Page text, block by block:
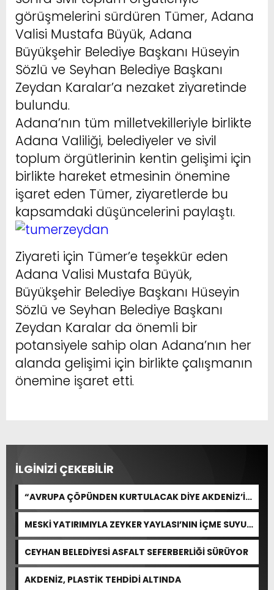
görüşmelerini sürdüren Tümer, Adana
Valisi Mustafa Büyük, Adana
Büyükşehir Belediye Başkanı Hüseyin
Sözlü ve Seyhan Belediye Başkanı
Zeydan Karalar’a nezaket ziyaretinde
bulundu.
Adana’nın tüm milletvekilleriyle birlikte
Adana Valiliği, belediyeler ve sivil
toplum örgütlerinin kentin gelişimi için
birlikte hareket etmesinin önemine
işaret eden Tümer, ziyaretlerde bu
kapsamdaki düşüncelerini paylaştı.
Ziyareti için Tümer’e teşekkür eden
Adana Valisi Mustafa Büyük,
Büyükşehir Belediye Başkanı Hüseyin
Sözlü ve Seyhan Belediye Başkanı
Zeydan Karalar da önemli bir
potansiyele sahip olan Adana’nın her
alanda gelişimi için birlikte çalışmanın
önemine işaret etti.
İLGİNİZİ ÇEKEBİLİR
“AVRUPA ÇÖPÜNDEN KURTULACAK DİYE AKDENİZ’İ
FEDA EDEMEZSİNİZ!”
MESKİ YATIRIMIYLA ZEYKER YAYLASI’NIN İÇME SUYU
KAPASİTESİ GÜÇLENDİRİLDİ
CEYHAN BELEDİYESİ ASFALT SEFERBERLİĞİ SÜRÜYOR
AKDENİZ, PLASTİK TEHDİDİ ALTINDA